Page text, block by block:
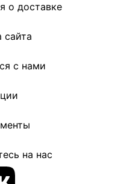
о доставке
сайта
с нами
на нас